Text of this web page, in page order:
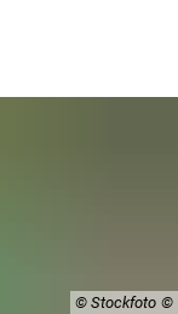
© Stockfoto